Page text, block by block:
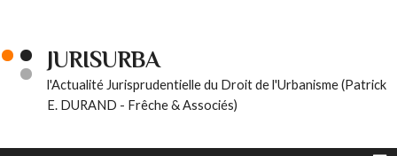
JURISURBA
l'Actualité Jurisprudentielle du Droit de l'Urbanisme (Patrick
E. DURAND - Frêche & Associés)